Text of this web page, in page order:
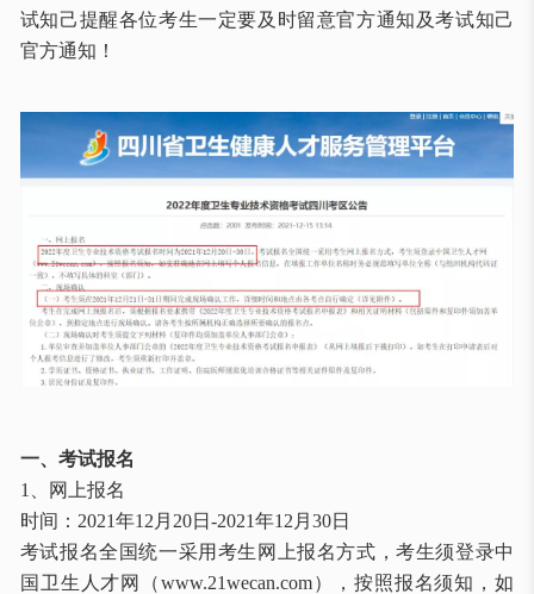
试知己提醒各位考生一定要及时留意官方通知及考试知己
官方通知！
一、考试报名
1、网上报名
时间： 2021年12月20日-2021年12月30日
考试报名全国统一采用考生网上报名方式，考生须登录中
国卫生人才网（www.21wecan.com），按照报名须知，如